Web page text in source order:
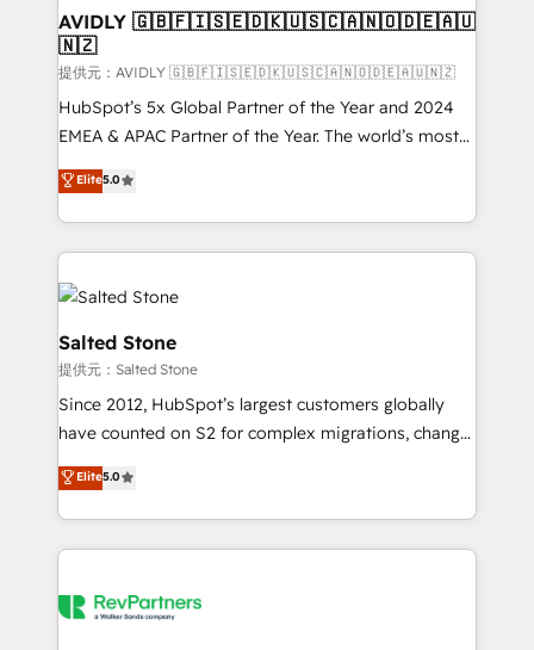
AVIDLY 🇬🇧🇫🇮🇸🇪🇩🇰🇺🇸🇨🇦🇳🇴🇩🇪🇦🇺
🇳🇿
提供元：AVIDLY 🇬🇧🇫🇮🇸🇪🇩🇰🇺🇸🇨🇦🇳🇴🇩🇪🇦🇺🇳🇿
HubSpot’s 5x Global Partner of the Year and 2024
EMEA & APAC Partner of the Year. The world’s most
experienced and fully accredited HubSpot Solutions
Partner. 🚀 With 2,750+ HubSpot projects delivered
and 370+ specialists across EMEA, APAC and NAM,
we de-risk complex CRM programmes and
accelerate ROI across every HubSpot Hub. 🧭 From
multi-region migrations to AI-powered automation,
we turn complexity into clarity, human at global
scale. 🏆 HubSpot’s CEO called us “the partner of the
future.” Others agree it is proof of trust built through
measurable impact.
Elite5.0
Salted Stone
提供元：Salted Stone
Since 2012, HubSpot’s largest customers globally
have counted on S2 for complex migrations, change
management, systems integration, and creative
solutions that deliver measurable impact and
transform brand experiences As one of the few full-
service creative agencies in the HubSpot
winning design to build scalable, globally
Elite5.0